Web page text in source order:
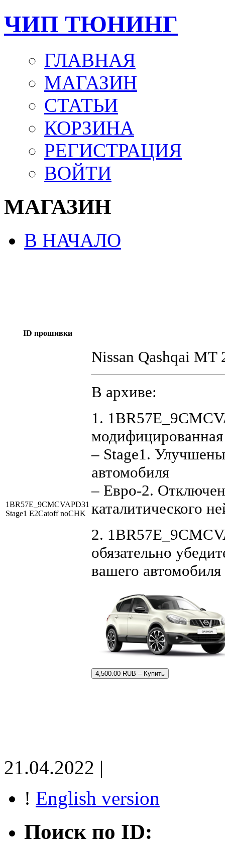
ЧИП ТЮНИНГ
ГЛАВНАЯ
МАГАЗИН
СТАТЬИ
КОРЗИНА
РЕГИСТРАЦИЯ
ВОЙТИ
МАГАЗИН
В НАЧАЛО
ID прошивки
1BR57E_9CMCVAPD31
Stage1 E2Catoff noCHK
Nissan Qashqai
В архиве:
1.
– Stage1.
автомобиля
– Евро-2.
каталитического
2.
обязательно
вашего автомобиля
4,500.00 RUB – Купить
21.04.2022 |
! English version
Поиск по ID: